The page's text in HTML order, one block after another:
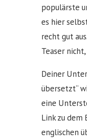
populärste
es hier
recht gut
Teaser
Deiner
übersetzt“
eine
Link zu dem
englischen